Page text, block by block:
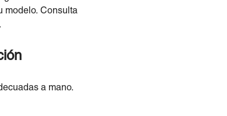
modelo. Consulta
a mano.